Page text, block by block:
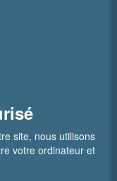
site, nous utilisons
votre ordinateur et